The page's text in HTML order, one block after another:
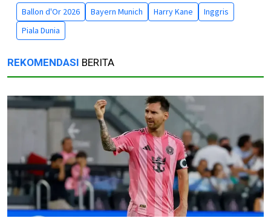
Ballon d'Or 2026 Bayern Munich Harry Kane
Inggris
Piala Dunia
REKOMENDASI BERITA